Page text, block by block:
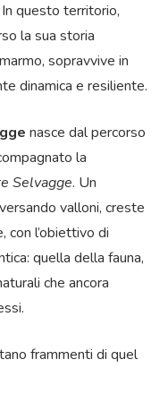
questo territorio,
la sua storia
sopravvive in
dinamica e resiliente.
nasce dal percorso
la
Selvagge. Un
valloni, creste
con l’obiettivo di
quella della fauna,
che ancora
frammenti di quel